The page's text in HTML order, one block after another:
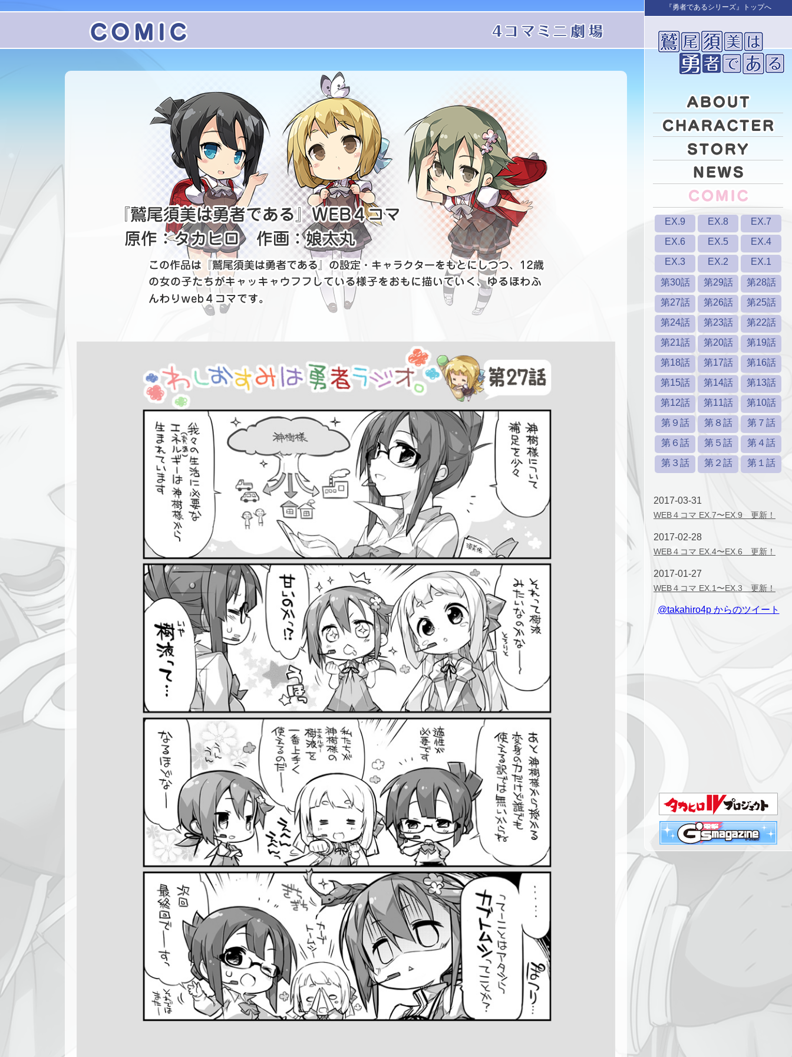
『勇者であるシリーズ』トップへ
EX.9 EX.8
EX.7
EX.6
EX.5
EX.4
EX.3
EX.2 EX.1
第30話 第29話
第28話
第27話
第26話
第25話
第24話
第23話
第22話
第21話
第20話
第19話
第18話
第17話
第16話
第15話
第14話
第13話
第12話
第11話
第10話
第９話
第８話
第７話
第６話
第５話
第４話
第３話
第２話 第１話
2017-03-31
WEB４コマ EX.7〜EX.9 更新！
2017-02-28
WEB４コマ EX.4〜EX.6 更新！
2017-01-27
WEB４コマ EX.1〜EX.3 更新！
2014-12-15
STORY７話 更新！
@takahiro4p からのツイート